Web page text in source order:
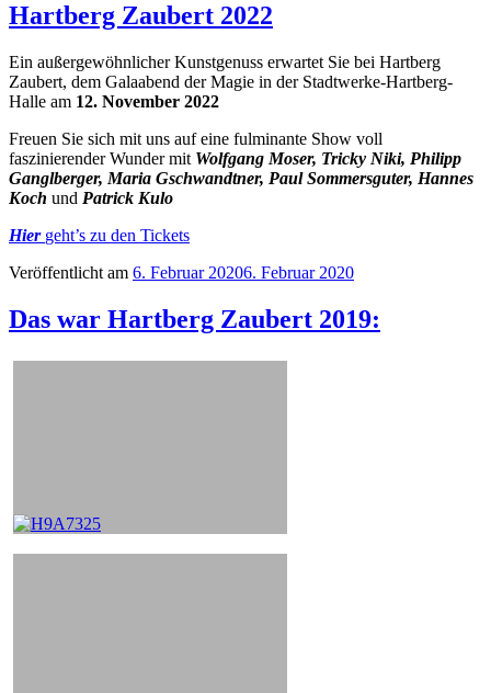
Hartberg Zaubert 2022
Ein außergewöhnlicher Kunstgenuss erwartet Sie bei Hartberg
Zaubert, dem Galaabend der Magie in der Stadtwerke-Hartberg-
Halle am 12. November 2022
Freuen Sie sich mit uns auf eine fulminante Show voll
faszinierender Wunder mit Wolfgang Moser, Tricky Niki, Philipp
Ganglberger, Maria Gschwandtner, Paul Sommersguter, Hannes
Koch und Patrick Kulo
Hier geht’s zu den Tickets
Veröffentlicht am 6. Februar 20206. Februar 2020
Das war Hartberg Zaubert 2019: